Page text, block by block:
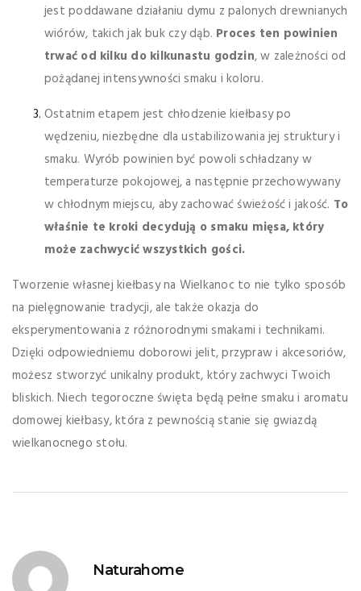
jest poddawane działaniu dymu z palonych drewnianych
wiórów, takich jak buk czy dąb. Proces ten powinien
trwać od kilku do kilkunastu godzin, w zależności od
pożądanej intensywności smaku i koloru.
Ostatnim etapem jest chłodzenie kiełbasy po
wędzeniu, niezbędne dla ustabilizowania jej struktury i
smaku. Wyrób powinien być powoli schładzany w
temperaturze pokojowej, a następnie przechowywany
w chłodnym miejscu, aby zachować świeżość i jakość. To
właśnie te kroki decydują o smaku mięsa, który
może zachwycić wszystkich gości.
Tworzenie własnej kiełbasy na Wielkanoc to nie tylko sposób
na pielęgnowanie tradycji, ale także okazja do
eksperymentowania z różnorodnymi smakami i technikami.
Dzięki odpowiedniemu doborowi jelit, przypraw i akcesoriów,
możesz stworzyć unikalny produkt, który zachwyci Twoich
bliskich. Niech tegoroczne święta będą pełne smaku i aromatu
domowej kiełbasy, która z pewnością stanie się gwiazdą
wielkanocnego stołu.
Naturahome